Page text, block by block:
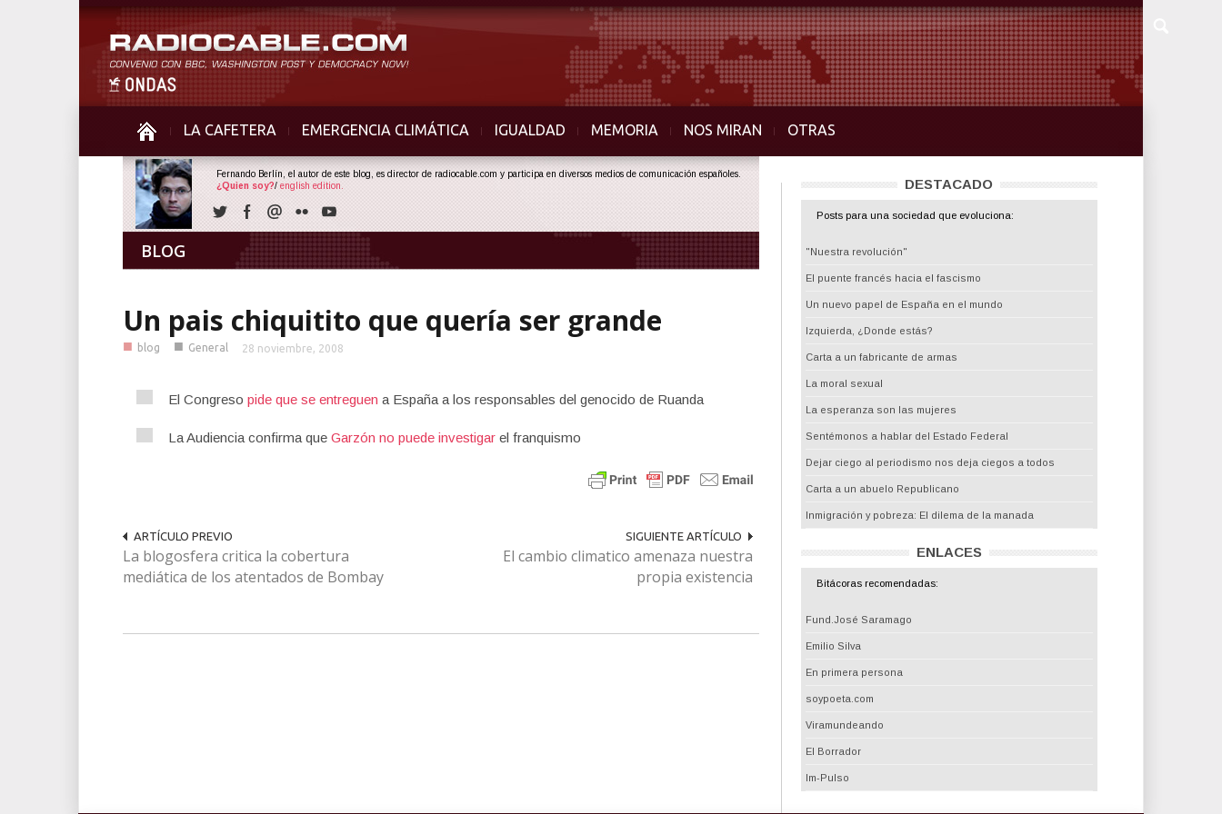
LA CAFETERA EMERGENCIA CLIMÁTICA IGUALDAD MEMORIA NOS MIRAN OTRAS
BLOG
Fernando Berlín, el autor de este blog, es director de radiocable.com y participa en diversos medios de comunicación españoles.
¿Quien soy?/ english edition.
Un pais chiquitito que quería ser grande
■ blog ■ General 28 noviembre, 2008
El Congreso pide que se entreguen a España a los responsables del genocido de Ruanda
La Audiencia confirma que Garzón no puede investigar el franquismo
ARTÍCULO PREVIO
La blogosfera critica la cobertura
mediática de los atentados de Bombay
SIGUIENTE ARTÍCULO
El cambio climatico amenaza nuestra
propia existencia
DESTACADO
Posts para una sociedad que evoluciona:
"Nuestra revolución"
El puente francés hacia el fascismo
Un nuevo papel de España en el mundo
Izquierda, ¿Donde estás?
Carta a un fabricante de armas
La moral sexual
La esperanza son las mujeres
Sentémonos a hablar del Estado Federal
Dejar ciego al periodismo nos deja ciegos a todos
Carta a un abuelo Republicano
Inmigración y pobreza: El dilema de la manada
ENLACES
Bitácoras recomendadas:
Fund.José Saramago
Emilio Silva
En primera persona
soypoeta.com
Viramundeando
El Borrador
Im-Pulso